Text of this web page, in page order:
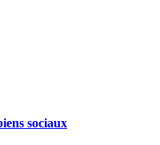
sociaux